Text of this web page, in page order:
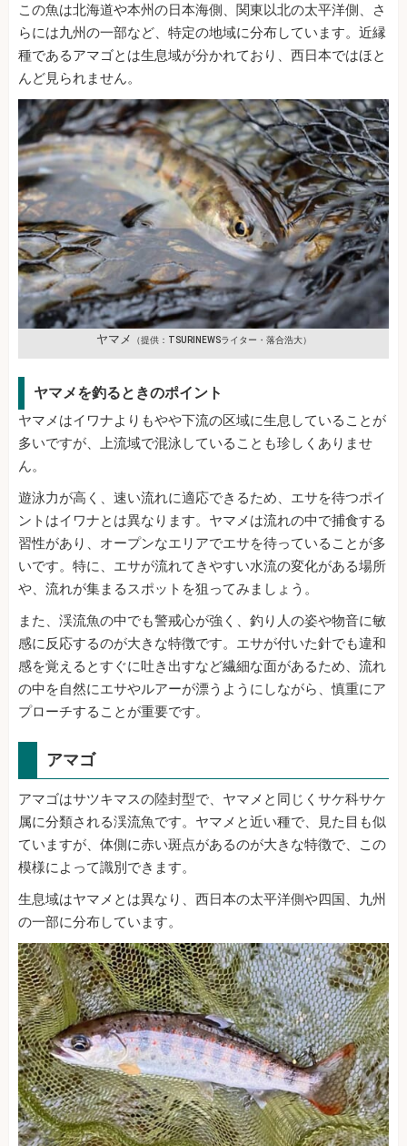
この魚は北海道や本州の日本海側、関東以北の太平洋側、さ
らには九州の一部など、特定の地域に分布しています。近縁
種であるアマゴとは生息域が分かれており、西日本ではほと
んど見られません。
ヤマメ （提供：TSURINEWSライター・落合浩大）
ヤマメを釣るときのポイント
ヤマメはイワナよりもやや下流の区域に生息していることが
多いですが、上流域で混泳していることも珍しくありませ
ん。
遊泳力が高く、速い流れに適応できるため、エサを待つポイ
ントはイワナとは異なります。ヤマメは流れの中で捕食する
習性があり、オープンなエリアでエサを待っていることが多
いです。特に、エサが流れてきやすい水流の変化がある場所
や、流れが集まるスポットを狙ってみましょう。
また、渓流魚の中でも警戒心が強く、釣り人の姿や物音に敏
感に反応するのが大きな特徴です。エサが付いた針でも違和
感を覚えるとすぐに吐き出すなど繊細な面があるため、流れ
の中を自然にエサやルアーが漂うようにしながら、慎重にア
プローチすることが重要です。
アマゴ
アマゴはサツキマスの陸封型で、ヤマメと同じくサケ科サケ
属に分類される渓流魚です。ヤマメと近い種で、見た目も似
ていますが、体側に赤い斑点があるのが大きな特徴で、この
模様によって識別できます。
生息域はヤマメとは異なり、西日本の太平洋側や四国、九州
の一部に分布しています。